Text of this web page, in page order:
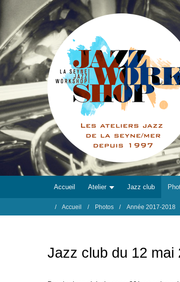
Accueil Atelier Jazz club
Accueil Photos Année 2017-2018
Jazz club du 12 mai